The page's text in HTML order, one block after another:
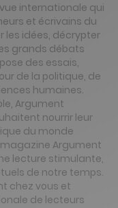
internationale qui
et écrivains du
les idées, décrypter
grands débats
des essais,
de la politique, de
humaines.
Argument
nourrir leur
du monde
Argument
lecture stimulante,
de notre temps.
chez vous et
de lecteurs